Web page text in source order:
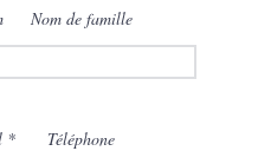
Nom de famille
Téléphone